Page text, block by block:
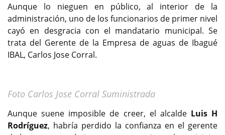
Aunque lo nieguen en público, al interior de la
administración, uno de los funcionarios de primer nivel
cayó en desgracia con el mandatario municipal. Se
trata del Gerente de la Empresa de aguas de Ibagué
IBAL, Carlos Jose Corral.
Foto Carlos Jose Corral Suministrada
Aunque suene imposible de creer, el alcalde Luis H
Rodríguez, habría perdido la confianza en el gerente